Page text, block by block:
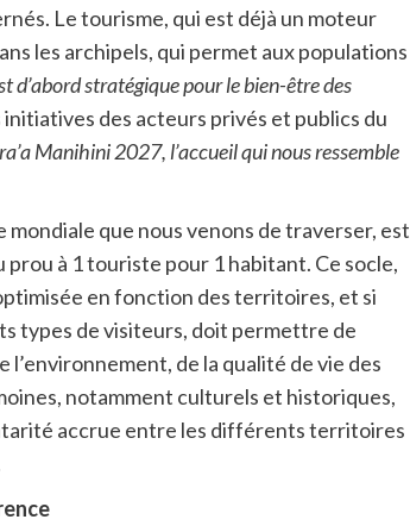
Le tourisme, qui est déjà un moteur
les archipels, qui permet aux populations
d’abord stratégique pour le bien-être des
des acteurs privés et publics du
Manihini 2027, l’accueil qui nous ressemble
que nous venons de traverser, est
à 1 touriste pour 1 habitant. Ce socle,
en fonction des territoires, et si
types de visiteurs, doit permettre de
de la qualité de vie des
notamment culturels et historiques,
accrue entre les différents territoires